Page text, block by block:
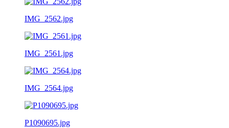
IMG_2562.jpg
IMG_2561.jpg
IMG_2564.jpg
P1090695.jpg